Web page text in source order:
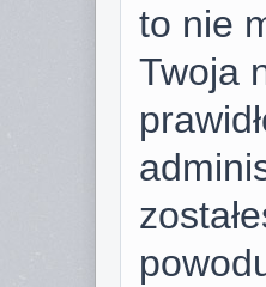
to nie
Twoja